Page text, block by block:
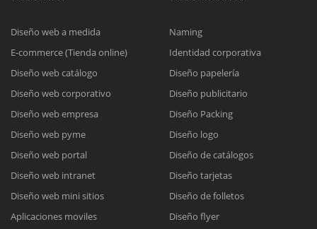
Diseño web a medida
E-commerce (Tienda online)
Diseño web catálogo
Diseño web corporativo
Diseño web empresa
Diseño web pyme
Diseño web portal
Diseño web intranet
Diseño web mini sitios
Aplicaciones moviles
Naming
Identidad corporativa
Diseño papelería
Diseño publicitario
Diseño Packing
Diseño logo
Diseño de catálogos
Diseño tarjetas
Diseño de folletos
Diseño flyer